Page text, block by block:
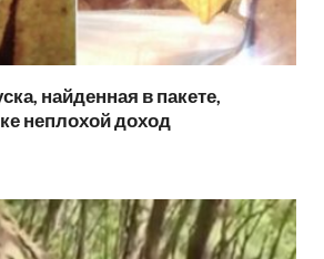
найденная в пакете,
неплохой доход